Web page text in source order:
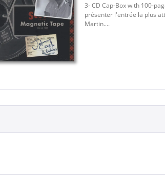
3- CD Cap-Box with 100-
présenter l'entrée la plus
Martin....